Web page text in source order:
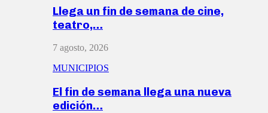
Llega un fin de semana de cine,
teatro,…
7 agosto, 2026
MUNICIPIOS
El fin de semana llega una nueva
edición…